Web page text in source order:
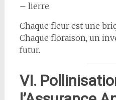
– lierre
Chaque fleur est une
Chaque floraison, un
futur.
VI.